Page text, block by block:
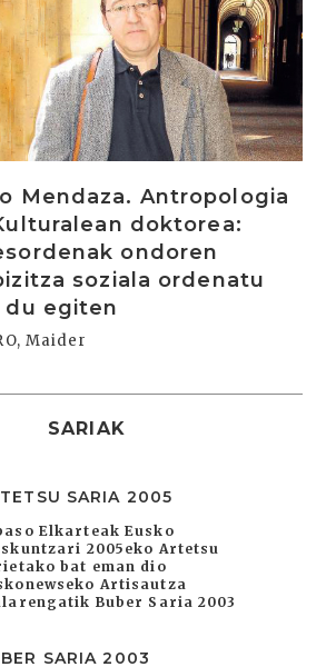
Mendaza. Antropologia
doktorea:
ondoren
soziala ordenatu
du egiten
Maider
SARIAK
SARIA 2005
Elkarteak Eusko
2005eko Artetsu
bat eman dio
Artisautza
Buber Saria 2003
SARIA 2003